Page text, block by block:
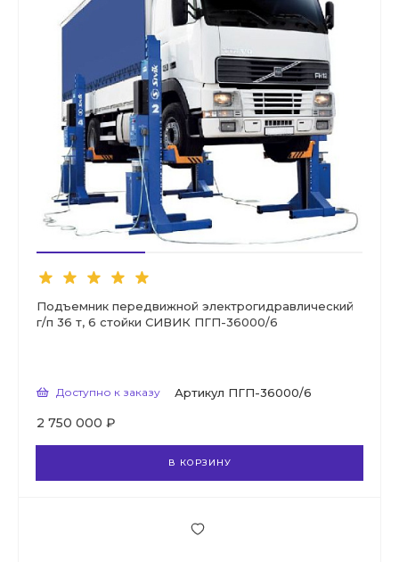
Подъемник передвижной электрогидравлический
г/п 36 т, 6 стойки СИВИК ПГП-36000/6
Доступно к заказу Артикул ПГП-36000/6
2 750 000 ₽
В КОРЗИНУ